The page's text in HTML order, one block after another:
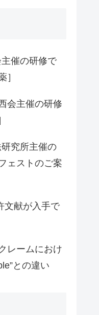
主催の研修で
］
会主催の研修
研究所主催の
ェストのご案
文献が入手で
レームにおけ
との違い